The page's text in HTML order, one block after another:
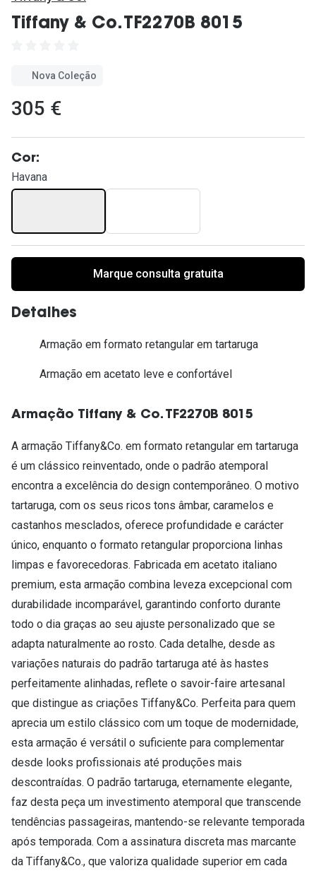
Tiffany & Co. TF2270B 8015
Nova Coleção
305 €
Cor:
Havana
Marque consulta gratuita
Detalhes
Armação em formato retangular em tartaruga
Armação em acetato leve e confortável
Armação Tiffany & Co. TF2270B 8015
A armação Tiffany&Co. em formato retangular em tartaruga
é um clássico reinventado, onde o padrão atemporal
encontra a excelência do design contemporâneo. O motivo
tartaruga, com os seus ricos tons âmbar, caramelos e
castanhos mesclados, oferece profundidade e carácter
único, enquanto o formato retangular proporciona linhas
limpas e favorecedoras. Fabricada em acetato italiano
premium, esta armação combina leveza excepcional com
durabilidade incomparável, garantindo conforto durante
todo o dia graças ao seu ajuste personalizado que se
adapta naturalmente ao rosto. Cada detalhe, desde as
variações naturais do padrão tartaruga até às hastes
perfeitamente alinhadas, reflete o savoir-faire artesanal
que distingue as criações Tiffany&Co. Perfeita para quem
aprecia um estilo clássico com um toque de modernidade,
esta armação é versátil o suficiente para complementar
desde looks profissionais até produções mais
descontraídas. O padrão tartaruga, eternamente elegante,
faz desta peça um investimento atemporal que transcende
tendências passageiras, mantendo-se relevante temporada
após temporada. Com a assinatura discreta mas marcante
da Tiffany&Co., que valoriza qualidade superior em cada